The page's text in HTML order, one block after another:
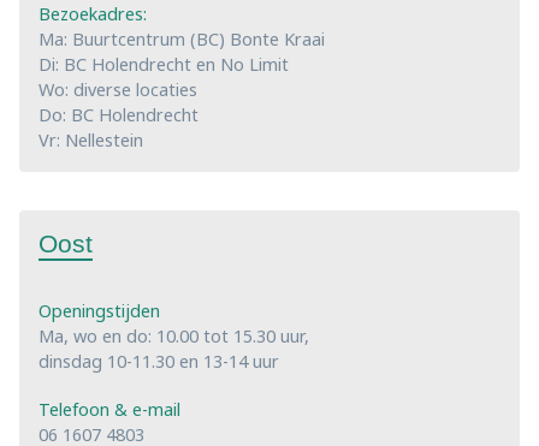
Bezoekadres:
Ma: Buurtcentrum (BC) Bonte Kraai
Di: BC Holendrecht en No Limit
Wo: diverse locaties
Do: BC Holendrecht
Vr: Nellestein
Oost
Openingstijden
Ma, wo en do: 10.00 tot 15.30 uur,
dinsdag 10-11.30 en 13-14 uur
Telefoon & e-mail
06 1607 4803